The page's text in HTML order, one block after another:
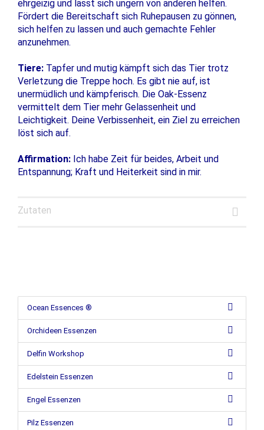
ehrgeizig und lässt sich ungern von anderen helfen.
Fördert die Bereitschaft sich Ruhepausen zu gönnen,
sich helfen zu lassen und auch gemachte Fehler
anzunehmen.
Tiere: Tapfer und mutig kämpft sich das Tier trotz
Verletzung die Treppe hoch. Es gibt nie auf, ist
unermüdlich und kämpferisch. Die Oak-Essenz
vermittelt dem Tier mehr Gelassenheit und
Leichtigkeit. Deine Verbissenheit, ein Ziel zu erreichen
löst sich auf.
Affirmation: Ich habe Zeit für beides, Arbeit und
Entspannung; Kraft und Heiterkeit sind in mir.
Zutaten
Ocean Essences ®
Orchideen Essenzen
Delfin Workshop
Edelstein Essenzen
Engel Essenzen
Pilz Essenzen